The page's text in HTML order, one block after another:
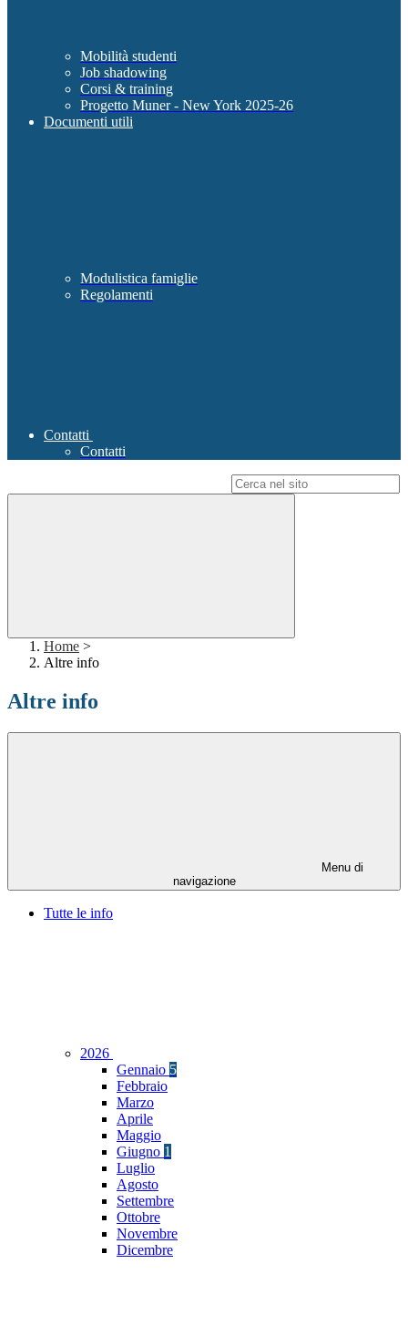
Mobilità studenti
Job shadowing
Corsi & training
Progetto Muner - New York 2025-26
Documenti utili
Modulistica famiglie
Regolamenti
Contatti
Contatti
Home >
Altre info
Altre info
Menu di
navigazione
Tutte le info
2026
Gennaio 5
Febbraio
Marzo
Aprile
Maggio
Giugno 1
Luglio
Agosto
Settembre
Ottobre
Novembre
Dicembre